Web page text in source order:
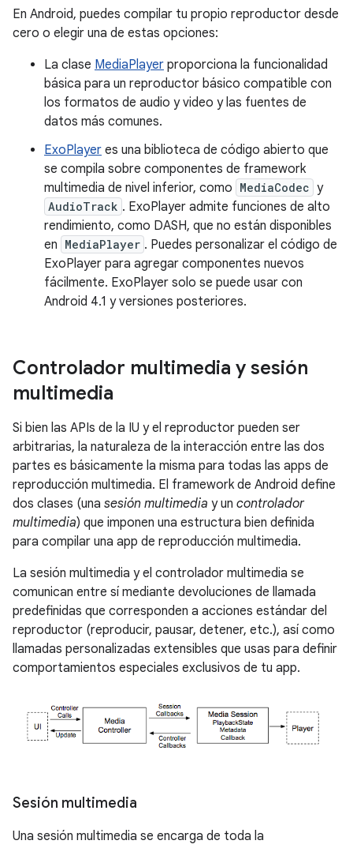
En Android, puedes compilar tu propio reproductor desde
cero o elegir una de estas opciones:
La clase MediaPlayer proporciona la funcionalidad
básica para un reproductor básico compatible con
los formatos de audio y video y las fuentes de
datos más comunes.
ExoPlayer es una biblioteca de código abierto que
se compila sobre componentes de framework
multimedia de nivel inferior, como MediaCodec y
AudioTrack . ExoPlayer admite funciones de alto
rendimiento, como DASH, que no están disponibles
en MediaPlayer . Puedes personalizar el código de
ExoPlayer para agregar componentes nuevos
fácilmente. ExoPlayer solo se puede usar con
Android 4.1 y versiones posteriores.
Controlador multimedia y sesión
multimedia
Si bien las APIs de la IU y el reproductor pueden ser
arbitrarias, la naturaleza de la interacción entre las dos
partes es básicamente la misma para todas las apps de
reproducción multimedia. El framework de Android define
dos clases (una sesión multimedia y un controlador
multimedia) que imponen una estructura bien definida
para compilar una app de reproducción multimedia.
La sesión multimedia y el controlador multimedia se
comunican entre sí mediante devoluciones de llamada
predefinidas que corresponden a acciones estándar del
reproductor (reproducir, pausar, detener, etc.), así como
llamadas personalizadas extensibles que usas para definir
comportamientos especiales exclusivos de tu app.
Sesión multimedia
Una sesión multimedia se encarga de toda la